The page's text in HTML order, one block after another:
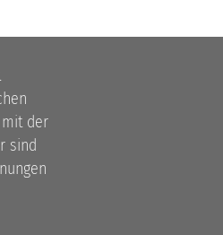
mit der
sind